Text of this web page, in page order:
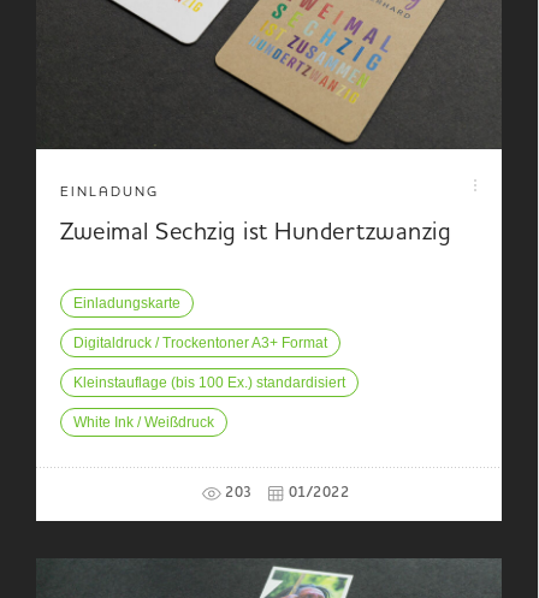
EINLADUNG
Zweimal Sechzig ist Hundertzwanzig
Einladungskarte
Digitaldruck / Trockentoner A3+ Format
Kleinstauflage (bis 100 Ex.) standardisiert
White Ink / Weißdruck
203 01/2022